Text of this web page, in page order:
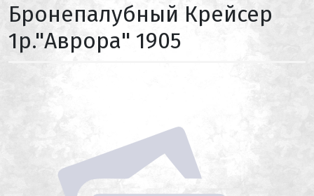
Бронепалубный Крейсер
1р."Аврора" 1905